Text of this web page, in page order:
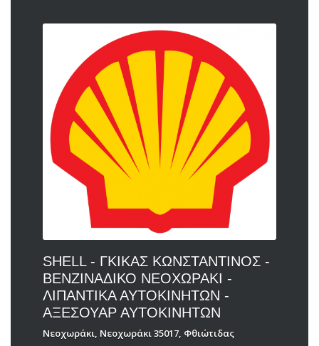
SHELL - ΓΚΙΚΑΣ ΚΩΝΣΤΑΝΤΙΝΟΣ -
ΒΕΝΖΙΝΑΔΙΚΟ ΝΕΟΧΩΡΑΚΙ -
ΛΙΠΑΝΤΙΚΑ ΑΥΤΟΚΙΝΗΤΩΝ -
ΑΞΕΣΟΥΑΡ ΑΥΤΟΚΙΝΗΤΩΝ
Νεοχωράκι, Νεοχωράκι 35017, Φθιώτιδας